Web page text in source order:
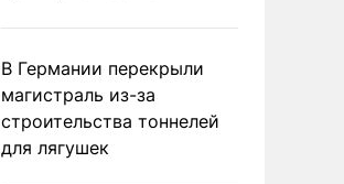
В Германии перекрыли
магистраль из-за
строительства тоннелей
для лягушек